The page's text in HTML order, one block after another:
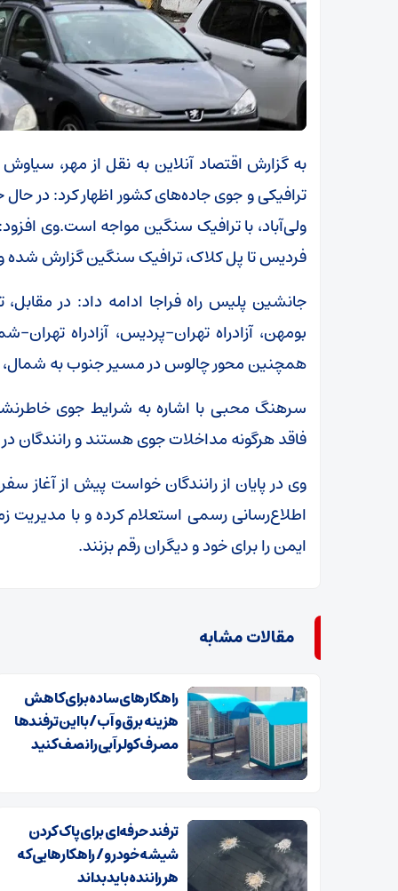
به گزارش اقتصاد آنلاین به نقل از مهر،
ترافیکی و جوی جاده‌های کشور اظهار کرد: در
ولی‌آباد، با ترافیک سنگین مواجه است.وی
فردیس تا پل کلاک، ترافیک سنگین گزارش شده
جانشین پلیس راه فراجا ادامه داد: در مقابل،
بومهن، آزادراه تهران-پردیس، آزادراه
همچنین محور چالوس در مسیر جنوب به
سرهنگ محبی با اشاره به شرایط جوی
فاقد هرگونه مداخلات جوی هستند و رانندگان
وی در پایان از رانندگان خواست پیش از آغاز
اطلاع‌رسانی رسمی استعلام کرده و با مدیریت
ایمن را برای خود و دیگران رقم بزنند.
مقالات مشابه
راهکارهای ساده برای کاهش
هزینه برق و آب / با این ترفندها
مصرف کولر آبی را نصف کنید
ترفند حرفه‌ای برای پاک کردن
شیشه خودرو / راهکارهایی که
هر راننده باید بداند